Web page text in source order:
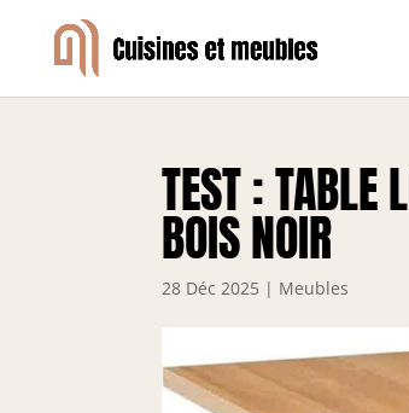
TEST : TABLE
BOIS NOIR
28 Déc 2025 | Meubles